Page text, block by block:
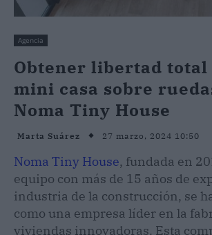
Agencia
Obtener libertad total
mini casa sobre
Noma Tiny House
Marta Suárez 27 marzo, 2024 10:50
Noma Tiny House, fundada en
equipo con más de 15 años de
industria de la construcción, se
como una empresa líder en la
viviendas innovadoras. Esta